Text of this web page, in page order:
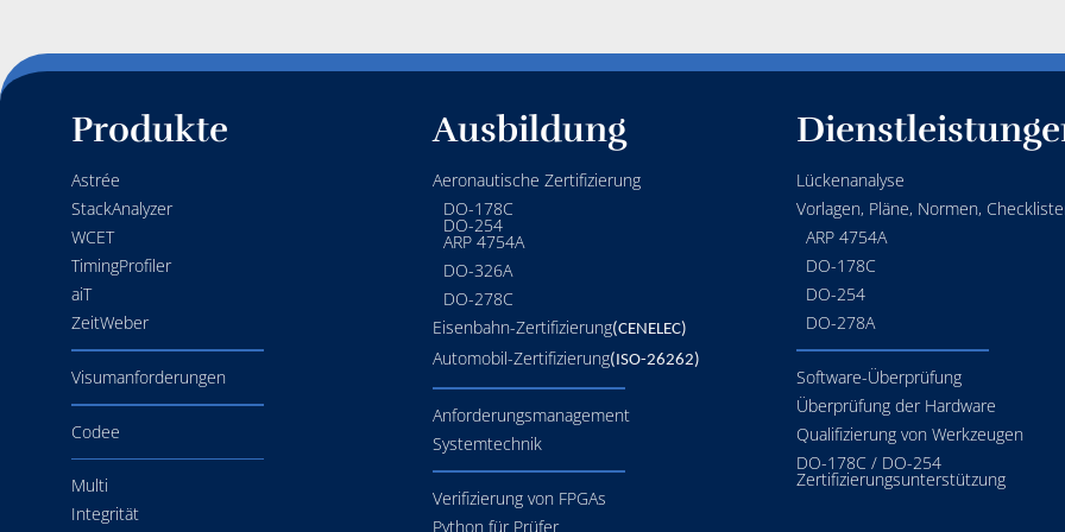
Produkte
Astrée
StackAnalyzer
WCET
TimingProfiler
aiT
ZeitWeber
Visumanforderungen
Codee
Multi
Integrität
Ausbildung
Aeronautische Zertifizierung
DO-178C
DO-254
ARP 4754A
DO-326A
DO-278C
Eisenbahn-Zertifizierung(CENELEC)
Automobil-Zertifizierung(ISO-26262)
Anforderungsmanagement
Systemtechnik
Verifizierung von FPGAs
Python für Prüfer
Lückenanalyse
Vorlagen, Pläne, Normen,
ARP 4754A
DO-178C
DO-254
DO-278A
Software-Überprüfung
Überprüfung der Hardware
Qualifizierung von Werkzeugen
DO-178C / DO-254
Zertifizierungsunterstützung